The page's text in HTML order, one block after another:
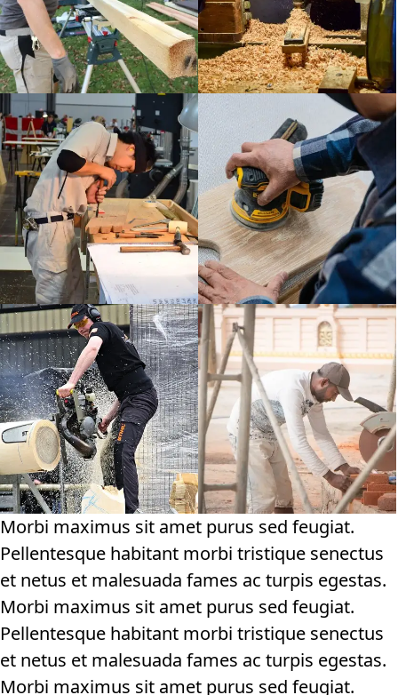
Morbi maximus sit amet purus sed feugiat.
Pellentesque habitant morbi tristique senectus
et netus et malesuada fames ac turpis egestas.
Morbi maximus sit amet purus sed feugiat.
Pellentesque habitant morbi tristique senectus
et netus et malesuada fames ac turpis egestas.
Morbi maximus sit amet purus sed feugiat.